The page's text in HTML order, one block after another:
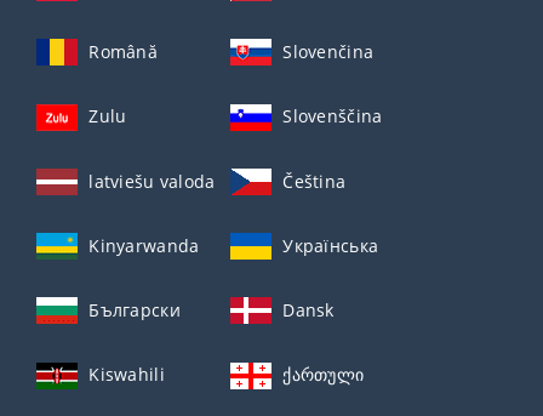
Română Slovenčina
Zulu Slovenščina
latviešu valoda Čeština
Kinyarwanda Українська
Български Dansk
Kiswahili ქართული